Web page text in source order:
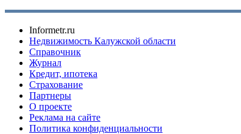
Informetr.ru
Недвижимость Калужской области
Справочник
Журнал
Кредит, ипотека
Страхование
Партнеры
O проекте
Реклама на сайте
Политика конфиденциальности